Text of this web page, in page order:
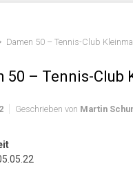
Damen 50 – Tennis-Club
50 – Tennis-Club
Geschrieben von Martin